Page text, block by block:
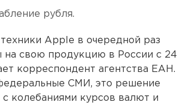
рубля.
Apple в очередной раз
на свою продукцию в России с 24
корреспондент агентства ЕАН.
СМИ, это решение
с колебаниями курсов валют и